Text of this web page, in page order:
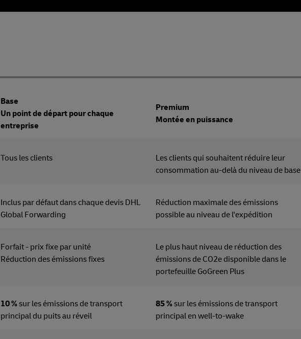
Base
Un point de départ pour chaque
entreprise
Premium
Montée en puissance
Tous les clients
Les clients qui souhaitent réduire leur
consommation au-delà du niveau de base
Inclus par défaut dans chaque devis DHL
Global Forwarding
Réduction maximale des émissions
possible au niveau de l'expédition
Forfait - prix fixe par unité
Réduction des émissions fixes
Le plus haut niveau de réduction des
émissions de CO2e disponible dans le
portefeuille GoGreen Plus
10 %sur les émissions de transport
principal du puits au réveil
85 %sur les émissions de transport
principal en well-to-wake